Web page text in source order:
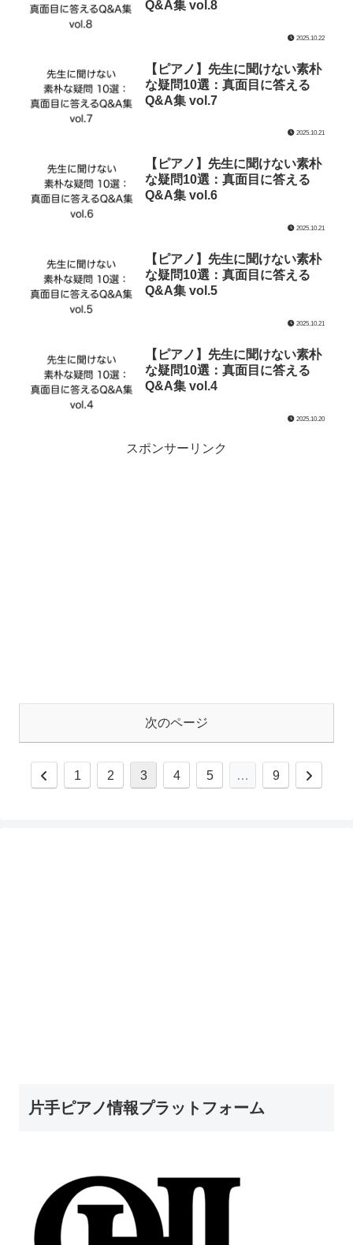
Q&A集 vol.8
2025.10.22
【ピアノ】先生に聞けない素朴
な疑問10選：真面目に答える
Q&A集 vol.7
2025.10.21
【ピアノ】先生に聞けない素朴
な疑問10選：真面目に答える
Q&A集 vol.6
2025.10.21
【ピアノ】先生に聞けない素朴
な疑問10選：真面目に答える
Q&A集 vol.5
2025.10.21
【ピアノ】先生に聞けない素朴
な疑問10選：真面目に答える
Q&A集 vol.4
2025.10.20
スポンサーリンク
次のページ
1 2 3 4 5 … 9
片手ピアノ情報プラットフォーム